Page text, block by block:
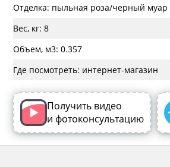
Отделка: пыльная роза/черный муар
Вес, кг: 8
Объем, м3: 0.357
Где посмотреть: интернет-магазин
Получить видео
и фотоконсультацию